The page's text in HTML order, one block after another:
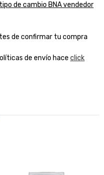
tipo de cambio BNA vendedor
de confirmar tu compra
de envío hace click